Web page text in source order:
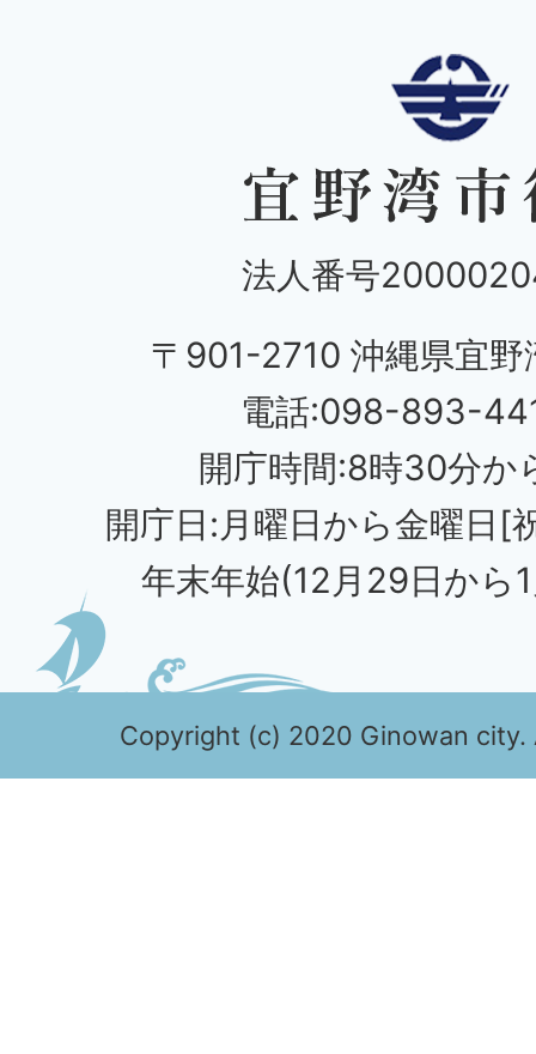
法人番号
〒901-2710 沖縄県宜野
電話:098-893-
開庁時間:8時30分か
開庁日:月曜日から金曜日[
年末年始(12月29日から
Copyright (c) 2020 Ginowan city.